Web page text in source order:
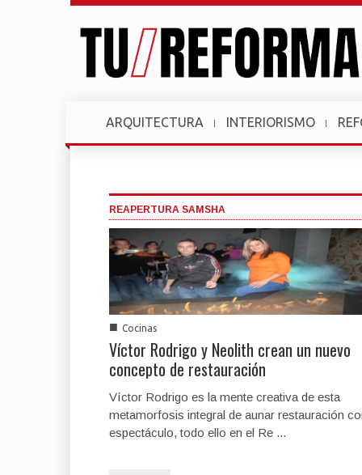
ARQUITECTURA INTERIORISMO
REAPERTURA SAMSHA
■ Cocinas
Víctor Rodrigo y Neolith crean un nuevo
concepto de restauración
Víctor Rodrigo es la mente creativa de esta
metamorfosis integral de aunar restauración
espectáculo, todo ello en el Re ...